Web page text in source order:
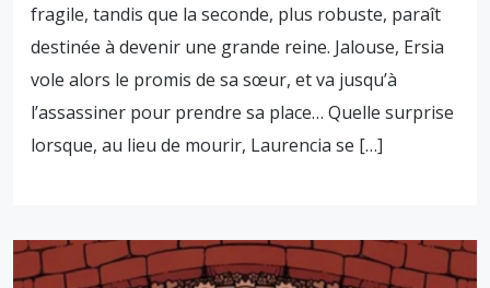
fragile, tandis que la seconde, plus robuste, paraît
destinée à devenir une grande reine. Jalouse, Ersia
vole alors le promis de sa sœur, et va jusqu’à
l’assassiner pour prendre sa place… Quelle surprise
lorsque, au lieu de mourir, Laurencia se […]